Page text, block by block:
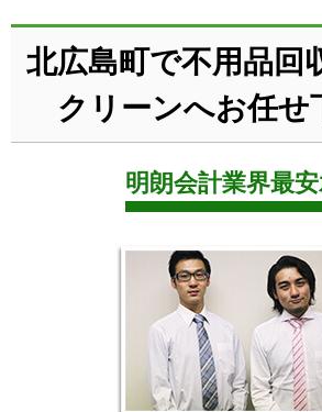
北広島町で不用品回
クリーンへお任せ
明朗会計業界最